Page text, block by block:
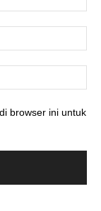
browser ini untuk